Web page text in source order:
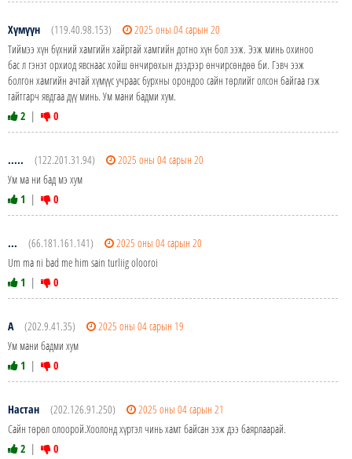
Хүмүүн (119.40.98.153)
2025 оны 04 сарын 20
Тиймээ хүн бүхний хамгийн хайртай хамгийн дотно хүн бол ээж. Ээж минь охиноо
бас л гэнэт орхиод явснаас хойш өнчирөхын дээдээр өнчирсөндөө би. Гэвч ээж
болгон хамгийн ачтай хүмүүс учраас бурхны орондоо сайн төрлийг олсон байгаа гэж
тайтгарч явдгаа дүү минь. Ум мани бадми хум.
2 | 0
..... (122.201.31.94)
2025 оны 04 сарын 20
Ум ма ни бад мэ хум
1 | 0
... (66.181.161.141)
2025 оны 04 сарын 20
Um ma ni bad me him sain turliig olooroi
1 | 0
А (202.9.41.35)
2025 оны 04 сарын 19
Ум мани бадми хум
1 | 0
Настан (202.126.91.250)
2025 оны 04 сарын 21
Сайн төрөл олоорой.Хоолонд хүртэл чинь хамт байсан ээж дээ баярлаарай.
2 | 0